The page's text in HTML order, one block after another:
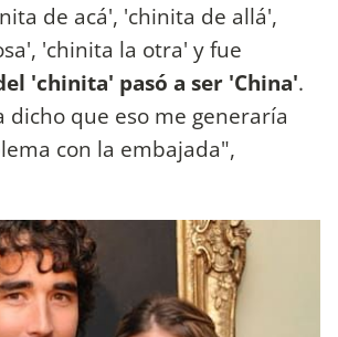
de acá', 'chinita de allá',
'chinita la otra' y fue
'chinita' pasó a ser 'China'.
dicho que eso me generaría
con la embajada",